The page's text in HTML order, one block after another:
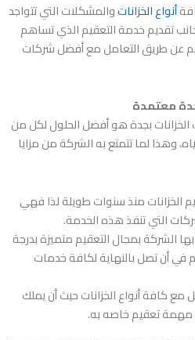
أنواع الخزاناتوالمشكلات التي تتواجد
تقديم خدمة التعقيم الذي تساهم
عن طريق التعامل مع أفضل شركات
معتمدة
بجدةهو أفضل الحلول لكل من
وهذا لما تتمتع به الشركة من مزايا
الخزانات منذ سنوات طويلة لذا فهي
التي تنفذ هذه الخدمة.
بها الشركة بمجال التعقيم متميزة بدرجة
في أن تصل بالنهاية لكافة خدمات
كافة أنواع الخزانات حيث أن يملك
مهمة تعقيم خاصه به.